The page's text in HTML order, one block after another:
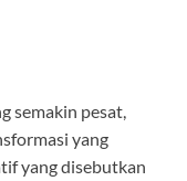
semakin pesat,
yang
yang disebutkan